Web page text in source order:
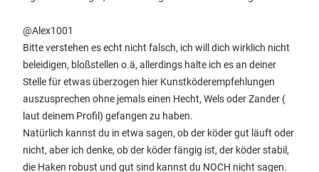
@Alex1001
Bitte verstehen es echt nicht falsch, ich will dich wirklich nicht
beleidigen, bloßstellen o.ä, allerdings halte ich es an deiner
Stelle für etwas überzogen hier Kunstköderempfehlungen
auszusprechen ohne jemals einen Hecht, Wels oder Zander (
laut deinem Profil) gefangen zu haben.
Natürlich kannst du in etwa sagen, ob der köder gut läuft oder
nicht, aber ich denke, ob der köder fängig ist, der köder stabil,
die Haken robust und gut sind kannst du NOCH nicht sagen.